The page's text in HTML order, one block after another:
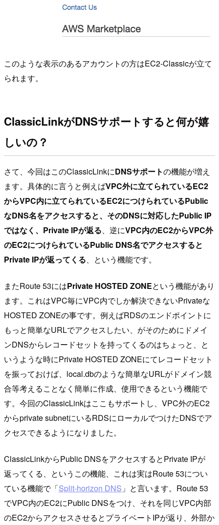
このような表示のあるアカウントの方はEC2-Classicが立て
られます。
ClassicLinkがDNSサポートすると何が嬉
しいの？
さて、今回はこのClassicLinkにDNSサポートの機能が増え
ます。具体的に言うと例えばVPC外に立てられているEC2
からVPC内に立てられているEC2につけられているPublic
なDNS名をアクセスすると、そのDNSに対応したPublic IP
ではなく、Private IPが返る、逆にVPC内のEC2からVPC外
のEC2につけられているPublic DNS名でアクセスすると
Private IPが返ってくる、という機能です。
またRoute 53にはPrivate HOSTED ZONEという機能があり
ます。これはVPC毎にVPC内でしか解決できないPrivateな
HOSTED ZONEの事です。例えばRDSのエンドポイントに
もっと簡単なURLでアクセスしたい、がそのためにドメイ
ンDNSからレコードセットを持ってくるのはちょっと、と
いうような時にPrivate HOSTED ZONEにてレコードセット
を振っておけば、local.dbのような簡単なURLがドメイン競
合等考えることなく簡単に作成、使用できるという機能で
す。今回のClassicLinkはここもサポートし、VPC外のEC2
からprivate subnetにいるRDSにローカルでつけたDNSでア
クセスできるようになりました。
ClassicLinkからPublic DNSをアクセスするとPrivate IPが
返ってくる、というこの機能、これは実はRoute 53につい
ている機能で「Split-horizon DNS 」と言います。Route 53
でVPC内のEC2にPublic DNSをつけ、それを同じVPC内部
のEC2からアクセスさせるとプライベートIPが返り、外部か